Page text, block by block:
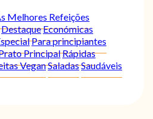
Melhores Refeições
DestaqueEconómicas
Para principiantes
PrincipalRápidas
VeganSaladasSaudáveis